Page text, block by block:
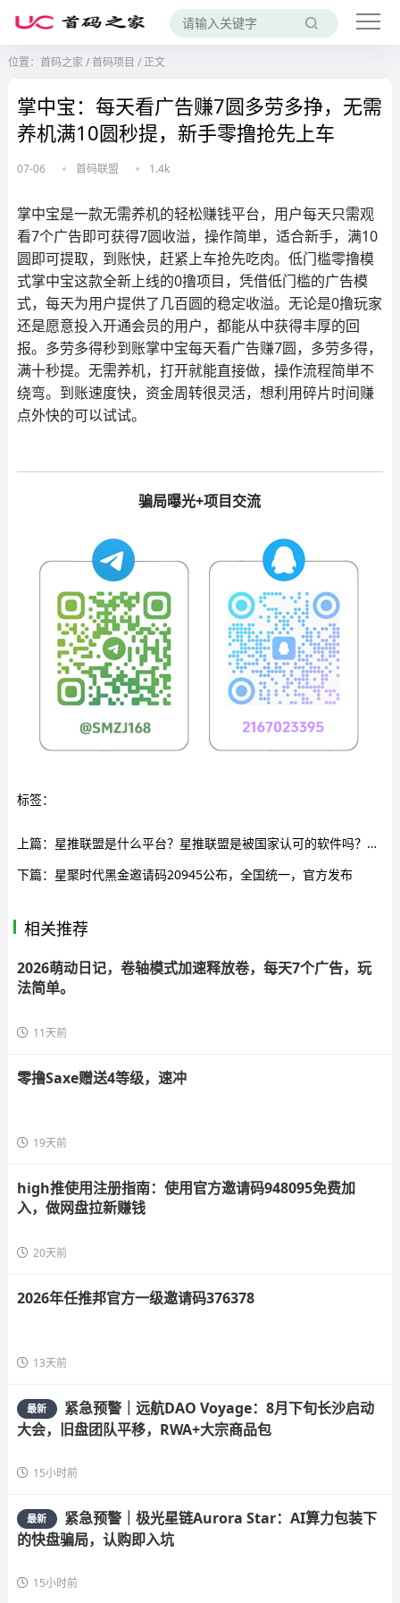
位置： 首码之家 /首码项目 /正文
掌中宝：每天看广告赚7圆多劳多挣，无需
养机满10圆秒提，新手零撸抢先上车
07-06 首码联盟 1.4k
掌中宝是一款无需养机的轻松赚钱平台，用户每天只需观
看7个广告即可获得7圆收溢，操作简単，适合新手，满10
圆即可提取，到账快，赶紧上车抢先吃肉。低门槛零撸模
式掌中宝这款全新上线的0撸项目，凭借低门槛的广告模
式，每天为用户提供了几百圆的稳定收溢。无论是0撸玩家
还是愿意投入开通会员的用户，都能从中获得丰厚的回
报。多劳多得秒到账掌中宝每天看广告赚7圆，多劳多得，
满十秒提。无需养机，打开就能直接做，操作流程简単不
绕弯。到账速度快，资金周转很灵活，想利用碎片时间赚
点外快的可以试试。
骗局曝光+项目交流
标签：
上篇： 星推联盟是什么平台？星推联盟是被国家认可的软件吗？邀请码是什么？
下篇： 星聚时代黑金邀请码20945公布，全国统一，官方发布
相关推荐
2026萌动日记，卷轴模式加速释放卷，每天7个广告，玩
法简单。
11天前
零撸Saxe赠送4等级，速冲
19天前
high推使用注册指南：使用官方邀请码948095免费加
入，做网盘拉新赚钱
20天前
2026年任推邦官方一级邀请码376378
13天前
最新
紧急预警｜远航DAO Voyage：8月下旬长沙启动
大会，旧盘团队平移，RWA+大宗商品包
15小时前
最新
紧急预警｜极光星链Aurora Star：AI算力包装下
的快盘骗局，认购即入坑
15小时前